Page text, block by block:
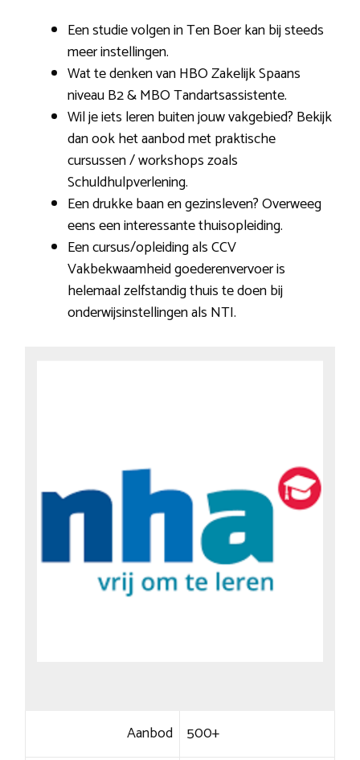
Een studie volgen in Ten Boer kan bij steeds
meer instellingen.
Wat te denken van HBO Zakelijk Spaans
niveau B2 & MBO Tandartsassistente.
Wil je iets leren buiten jouw vakgebied? Bekijk
dan ook het aanbod met praktische
cursussen / workshops zoals
Schuldhulpverlening.
Een drukke baan en gezinsleven? Overweeg
eens een interessante thuisopleiding.
Een cursus/opleiding als CCV
Vakbekwaamheid goederenvervoer is
helemaal zelfstandig thuis te doen bij
onderwijsinstellingen als NTI.
Aanbod 500+